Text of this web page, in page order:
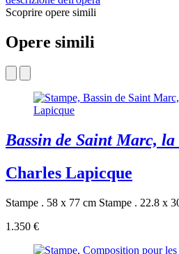
Scoprire opere simili
Opere simili
Bassin de Saint Marc,
Charles Lapicque
Stampe . 58 x 77 cm Stampe . 22.8 x
1.350 €